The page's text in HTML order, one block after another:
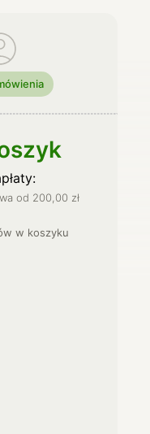
od 200,00 zł
w koszyku